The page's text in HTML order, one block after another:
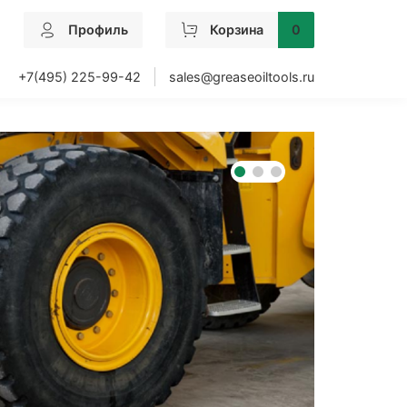
Профиль Корзина 0
+7(495) 225-99-42 sales@greaseoiltools.ru